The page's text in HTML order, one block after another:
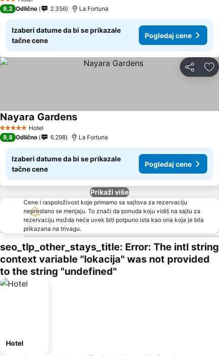
3 Zvezdice
9,2 Odlično 2.356 La Fortuna
Izaberi datume da bi se prikazale
tačne cene
Pogledaj cene
Deli
5 ZvezdiceHotel
Nayara Gardens
9,8 Odlično 6.298 La Fortuna
Izaberi datume da bi se prikazale
tačne cene
Pogledaj cene
Prikaži više
Cene i raspoloživost koje primamo sa sajtova za rezervaciju
neprestano se menjaju. To znači da ponuda koju vidiš na sajtu za
rezervaciju možda neće uvek biti potpuno ista kao ona koja je bila
prikazana na trivagu.
seo_tlp_other_stays_title: Error: The intl string
context variable "lokacija" was not provided
to the string "undefined"
Hotel